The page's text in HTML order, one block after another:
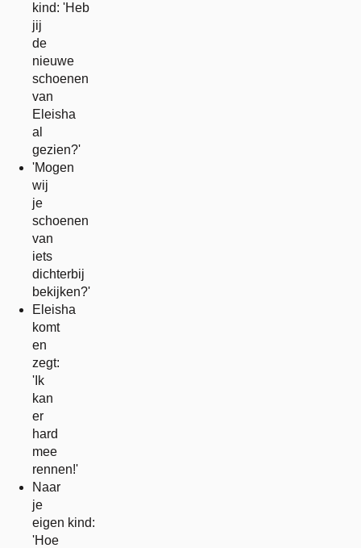
kind: 'Heb
jij
de
nieuwe
schoenen
van
Eleisha
al
gezien?'
'Mogen
wij
je
schoenen
van
iets
dichterbij
bekijken?'
Eleisha
komt
en
zegt:
'Ik
kan
er
hard
mee
rennen!'
Naar
je
eigen kind:
'Hoe